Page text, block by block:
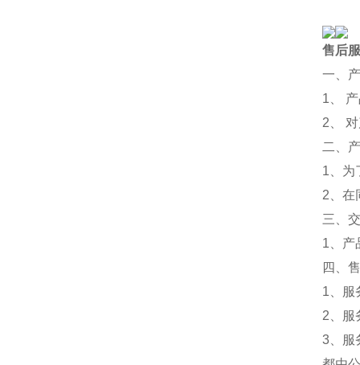
售后
一、
1、
2、
二、
1、为
2、在
三、
1、产
四、
1、服
2、服
3、服